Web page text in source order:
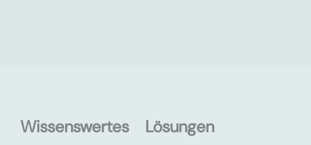
Wissenswertes Lösungen